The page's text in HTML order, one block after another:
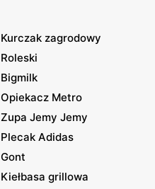
Kurczak zagrodowy
Roleski
Bigmilk
Opiekacz Metro
Zupa Jemy Jemy
Plecak Adidas
Gont
Kiełbasa grillowa